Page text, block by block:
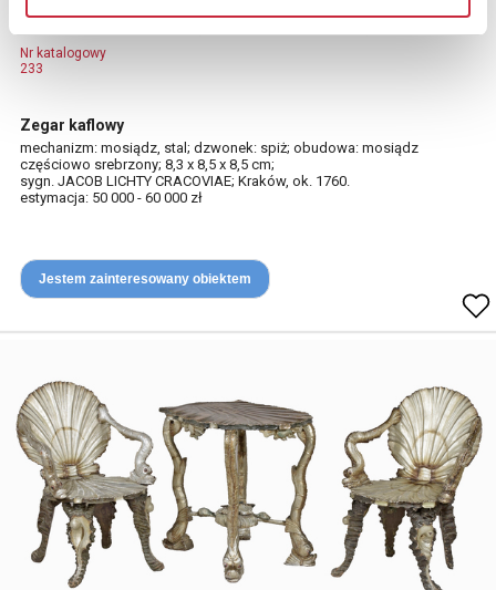
Jan Jakub LICHTY (czynny 1738-1758)
Nr katalogowy
233
Zegar kaflowy
mechanizm: mosiądz, stal; dzwonek: spiż; obudowa: mosiądz
częściowo srebrzony; 8,3 x 8,5 x 8,5 cm;
sygn. JACOB LICHTY CRACOVIAE; Kraków, ok. 1760.
estymacja: 50 000 - 60 000 zł
Jestem zainteresowany obiektem